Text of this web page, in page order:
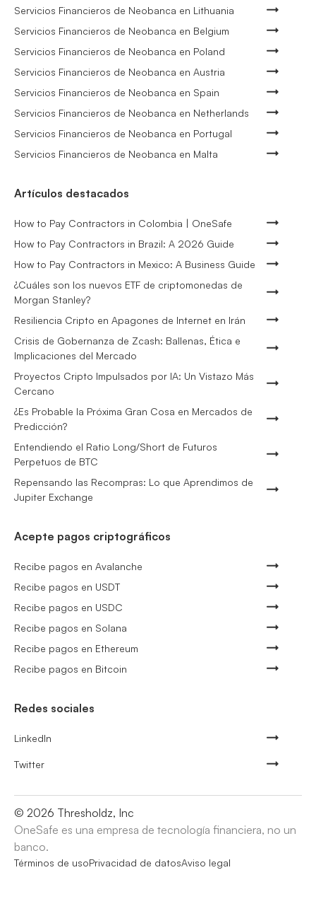
Servicios Financieros de Neobanca en Lithuania
Servicios Financieros de Neobanca en Belgium
Servicios Financieros de Neobanca en Poland
Servicios Financieros de Neobanca en Austria
Servicios Financieros de Neobanca en Spain
Servicios Financieros de Neobanca en Netherlands
Servicios Financieros de Neobanca en Portugal
Servicios Financieros de Neobanca en Malta
Artículos destacados
How to Pay Contractors in Colombia | OneSafe
How to Pay Contractors in Brazil: A 2026 Guide
How to Pay Contractors in Mexico: A Business Guide
¿Cuáles son los nuevos ETF de criptomonedas de
Morgan Stanley?
Resiliencia Cripto en Apagones de Internet en Irán
Crisis de Gobernanza de Zcash: Ballenas, Ética e
Implicaciones del Mercado
Proyectos Cripto Impulsados por IA: Un Vistazo Más
Cercano
¿Es Probable la Próxima Gran Cosa en Mercados de
Predicción?
Entendiendo el Ratio Long/Short de Futuros
Perpetuos de BTC
Repensando las Recompras: Lo que Aprendimos de
Jupiter Exchange
Acepte pagos criptográficos
Recibe pagos en Avalanche
Recibe pagos en USDT
Recibe pagos en USDC
Recibe pagos en Solana
Recibe pagos en Ethereum
Recibe pagos en Bitcoin
Redes sociales
LinkedIn
Twitter
© 2026 Thresholdz, Inc
OneSafe es una empresa de tecnología financiera, no un
banco.
Términos de usoPrivacidad de datosAviso legal